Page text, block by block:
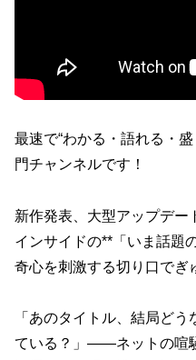
最速で“わかる・語れる・
門チャンネルです！
新作発表、大型アップデー
インサイドの**「いま話題
奇心を刺激する切り口でぎ
「あのタイトル、結局ど
ている？」――ネットの喧